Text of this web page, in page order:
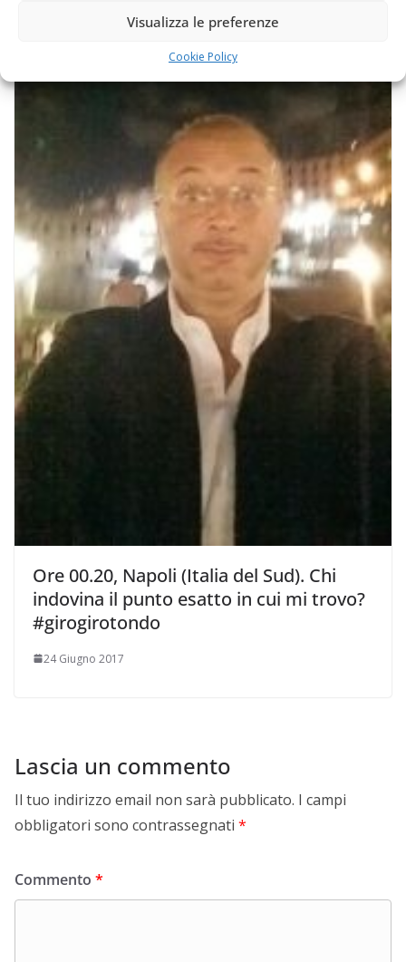
Visualizza le preferenze
Cookie Policy
Ore 00.20, Napoli (Italia del Sud). Chi
indovina il punto esatto in cui mi trovo?
#girogirotondo
24 Giugno 2017
Lascia un commento
Il tuo indirizzo email non sarà pubblicato. I campi
obbligatori sono contrassegnati *
Commento *